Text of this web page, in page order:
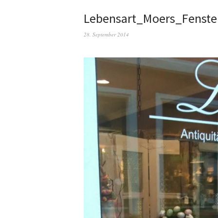
28. September 2014